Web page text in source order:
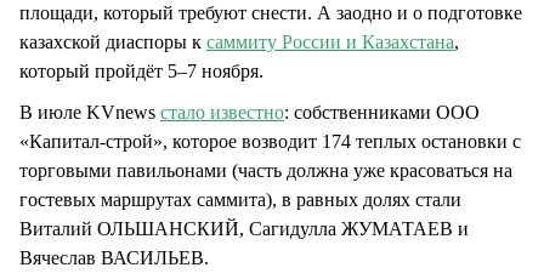
площади, который требуют снести. А заодно и о подготовке
казахской диаспоры к саммиту России и Казахстана,
который пройдёт 5–7 ноября.
В июле KVnews стало известно: собственниками ООО
«Капитал-строй», которое возводит 174 теплых остановки с
торговыми павильонами (часть должна уже красоваться на
гостевых маршрутах саммита), в равных долях стали
Виталий ОЛЬШАНСКИЙ, Сагидулла ЖУМАТАЕВ и
Вячеслав ВАСИЛЬЕВ.